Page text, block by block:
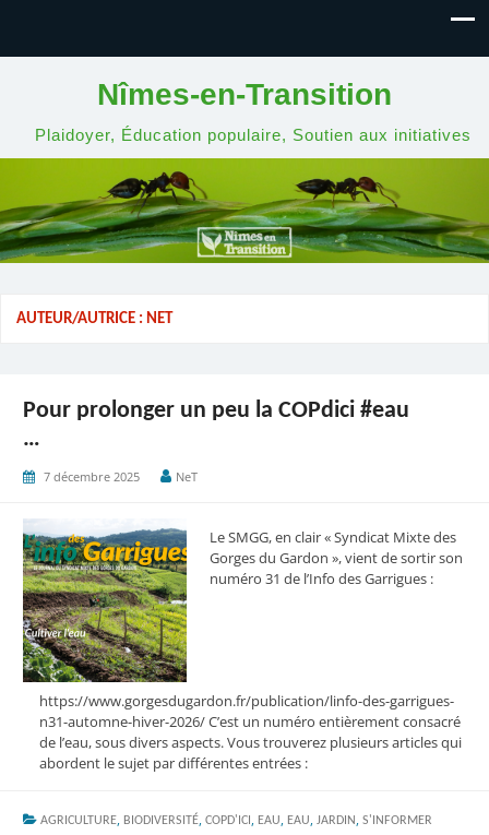
Nîmes-en-Transition
Plaidoyer, Éducation populaire, Soutien aux initiatives
AUTEUR/AUTRICE : NET
Pour prolonger un peu la COPdici #eau
…
7 décembre 2025 NeT
Le SMGG, en clair « Syndicat Mixte des
Gorges du Gardon », vient de sortir son
numéro 31 de l’Info des Garrigues :
https://www.gorgesdugardon.fr/publication/linfo-des-garrigues-
n31-automne-hiver-2026/ C’est un numéro entièrement consacré
de l’eau, sous divers aspects. Vous trouverez plusieurs articles qui
abordent le sujet par différentes entrées :
AGRICULTURE, BIODIVERSITÉ, COPD'ICI , EAU, EAU, JARDIN , S'INFORMER